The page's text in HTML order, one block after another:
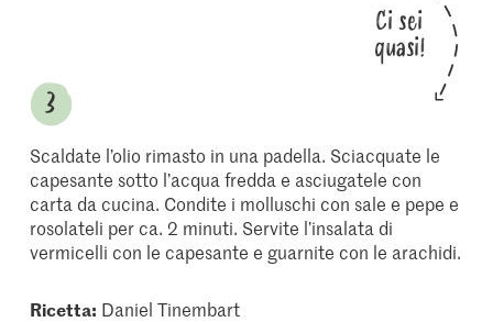
Ci sei
quasi!
Scaldate l’olio rimasto in una padella. Sciacquate le
capesante sotto l’acqua fredda e asciugatele con
carta da cucina. Condite i molluschi con sale e pepe e
rosolateli per ca. 2 minuti. Servite l’insalata di
vermicelli con le capesante e guarnite con le arachidi.
Ricetta: Daniel Tinembart